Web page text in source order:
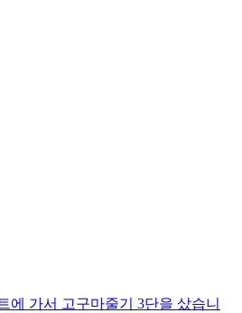
에 가서 고구마줄기 3단을 샀습니